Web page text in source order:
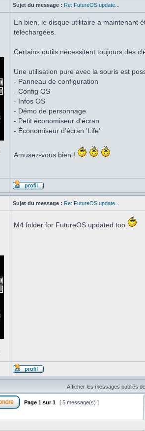
Sujet du message : Re: FutureOS update...
Eh bien, le disque utilitaire a maintenant
téléchargées.
Certains outils nécessitent toujours des
Une utilisation pure avec la souris est
- Panneau de configuration
- Config OS
- Infos OS
- Démo de personnage
- Petit économiseur d'écran
- Économiseur d'écran 'Life'
Amusez-vous bien !
Sujet du message : Re: FutureOS update...
M4 folder for FutureOS updated too
Afficher les messages publiés
Page 1 sur1 [ 5 message(s) ]